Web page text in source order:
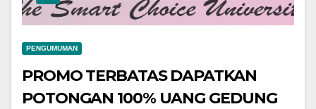
PENGUMUMAN
PROMO TERBATAS DAPATKAN
POTONGAN 100% UANG GEDUNG